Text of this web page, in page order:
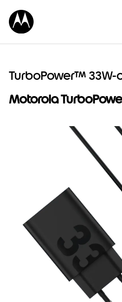
TurboPower™
Motorola